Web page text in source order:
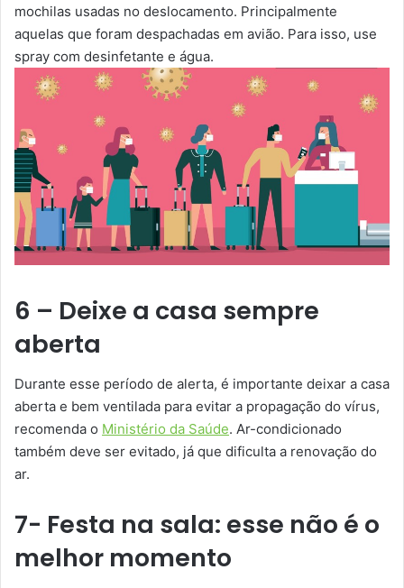
mochilas usadas no deslocamento. Principalmente
aquelas que foram despachadas em avião. Para isso, use
spray com desinfetante e água.
6 – Deixe a casa sempre
aberta
Durante esse período de alerta, é importante deixar a casa
aberta e bem ventilada para evitar a propagação do vírus,
recomenda o Ministério da Saúde. Ar-condicionado
também deve ser evitado, já que dificulta a renovação do
ar.
7- Festa na sala: esse não é o
melhor momento